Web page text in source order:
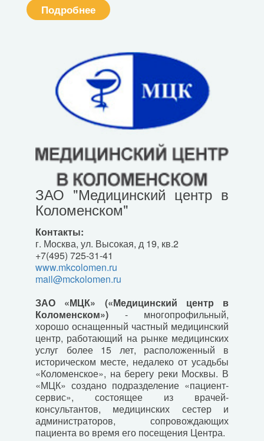
Подробнее
ЗАО "Медицинский центр в
Коломенском"
Контакты:
г. Москва, ул. Высокая, д 19, кв.2
+7(495) 725-31-41
www.mkcolomen.ru
mail@mckolomen.ru
ЗАО «МЦК» («Медицинский центр в
Коломенском») - многопрофильный,
хорошо оснащенный частный медицинский
центр, работающий на рынке медицинских
услуг более 15 лет, расположенный в
историческом месте, недалеко от усадьбы
«Коломенское», на берегу реки Москвы. В
«МЦК» создано подразделение «пациент-
сервис», состоящее из врачей-
консультантов, медицинских сестер и
администраторов, сопровождающих
пациента во время его посещения Центра.